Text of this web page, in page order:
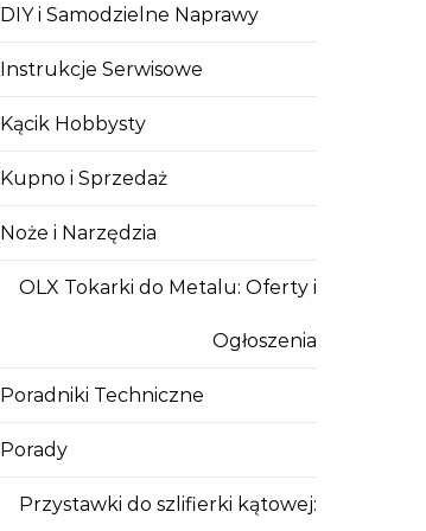
DIY i Samodzielne Naprawy
Instrukcje Serwisowe
Kącik Hobbysty
Kupno i Sprzedaż
Noże i Narzędzia
OLX Tokarki do Metalu: Oferty i
Ogłoszenia
Poradniki Techniczne
Porady
Przystawki do szlifierki kątowej: